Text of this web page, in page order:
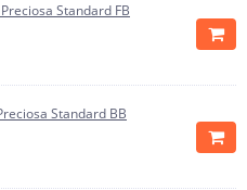
Standard FB
Standard BB